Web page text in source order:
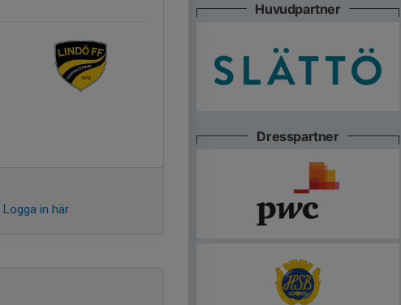
Logga in här
Huvudpartner
Dresspartner